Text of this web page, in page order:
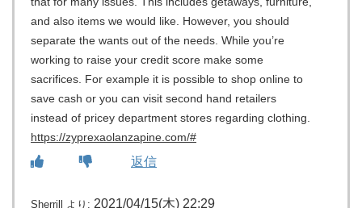
and also items we would like. However, you should
separate the wants out of the needs. While you’re
working to raise your credit score make some
sacrifices. For example it is possible to shop online to
save cash or you can visit second hand retailers
instead of pricey department stores regarding clothing.
https://zyprexaolanzapine.com/#
返信
Sherrill より: 2021/04/15(木) 22:29